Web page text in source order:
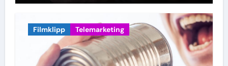
Filmklipp Telemarketing